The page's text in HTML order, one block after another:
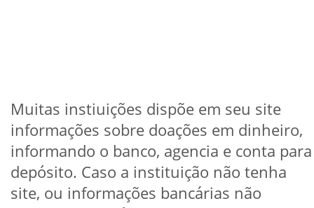
Muitas instiuições dispõe em seu site
informações sobre doações em dinheiro,
informando o banco, agencia e conta para
depósito. Caso a instituição não tenha
site, ou informações bancárias não